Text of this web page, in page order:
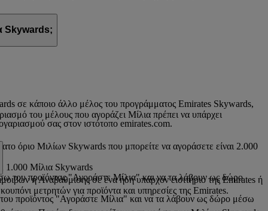
Skywards;
σας στον ιστότοπο emirates.com.
σε κάποιο άλλο μέλος του προγράμματος Emirates Skywards,
του μέλους που αγοράζει Μίλια πρέπει να υπάρχει
1.000 Μίλια Skywards
όριο Μιλίων Skywards που μπορείτε να αγοράσετε είναι 2.000
του προϊόντος "Αγοράστε Μίλια" και να τα λάβουν ως δώρο
προϊόντος "Αγοράστε Μίλια" και να τα λάβουν ως δώρο μέσω
ή Αναβάθμισης σε ένα ήδη υπάρχον εισιτήριο της Emirates ή
μετρητών για προϊόντα και υπηρεσίες της Emirates.